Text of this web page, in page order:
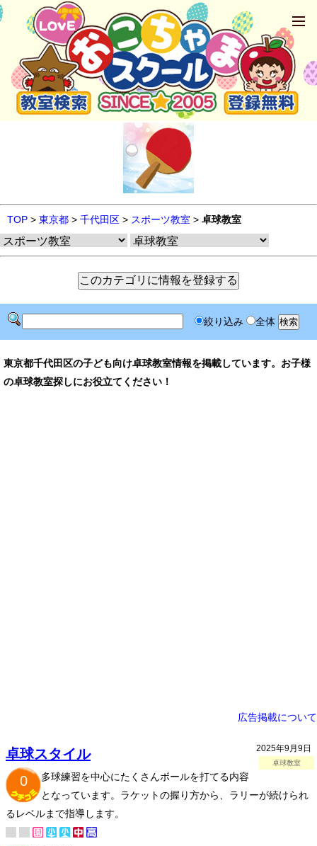
TOP > 東京都 > 千代田区 > スポーツ教室 > 卓球教室
絞り込み 全体
東京都千代田区の子ども向け卓球教室情報を掲載しています。お子様
の卓球教室探しにお役立てください！
広告掲載について
2025年9月9日
卓球教室
卓球スタイル
0
多球練習を中心にたくさんボールを打てる内容
となっています。ラケットの握り方から、ラリーが続けられ
るレベルまで指導します。